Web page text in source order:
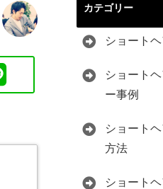
カテゴリー
ショート
ショート
ー事例
ショート
方法
ショート